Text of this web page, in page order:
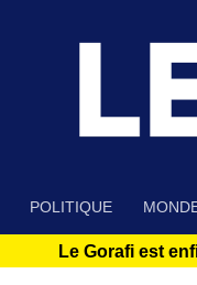
POLITIQUE
Le Gorafi est